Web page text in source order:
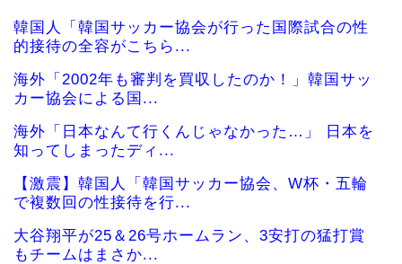
韓国人「韓国サッカー協会が行った国際試合の性
的接待の全容がこちら...
海外「2002年も審判を買収したのか！」韓国サッ
カー協会による国...
海外「日本なんて行くんじゃなかった…」 日本を
知ってしまったディ...
【激震】韓国人「韓国サッカー協会、W杯・五輪
で複数回の性接待を行...
大谷翔平が25＆26号ホームラン、3安打の猛打賞
もチームはまさか...